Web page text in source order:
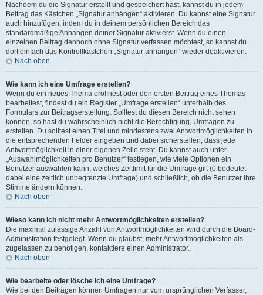
Nachdem du die Signatur erstellt und gespeichert hast, kannst du in jedem
Beitrag das Kästchen „Signatur anhängen“ aktivieren. Du kannst eine Signatur
auch hinzufügen, indem du in deinem persönlichen Bereich das
standardmäßige Anhängen deiner Signatur aktivierst. Wenn du einen
einzelnen Beitrag dennoch ohne Signatur verfassen möchtest, so kannst du
dort einfach das Kontrollkästchen „Signatur anhängen“ wieder deaktivieren.
Nach oben
Wie kann ich eine Umfrage erstellen?
Wenn du ein neues Thema eröffnest oder den ersten Beitrag eines Themas
bearbeitest, findest du ein Register „Umfrage erstellen“ unterhalb des
Formulars zur Beitragserstellung. Solltest du diesen Bereich nicht sehen
können, so hast du wahrscheinlich nicht die Berechtigung, Umfragen zu
erstellen. Du solltest einen Titel und mindestens zwei Antwortmöglichkeiten in
die entsprechenden Felder eingeben und dabei sicherstellen, dass jede
Antwortmöglichkeit in einer eigenen Zeile steht. Du kannst auch unter
„Auswahlmöglichkeiten pro Benutzer“ festlegen, wie viele Optionen ein
Benutzer auswählen kann, welches Zeitlimit für die Umfrage gilt (0 bedeutet
dabei eine zeitlich unbegrenzte Umfrage) und schließlich, ob die Benutzer ihre
Stimme ändern können.
Nach oben
Wieso kann ich nicht mehr Antwortmöglichkeiten erstellen?
Die maximal zulässige Anzahl von Antwortmöglichkeiten wird durch die Board-
Administration festgelegt. Wenn du glaubst, mehr Antwortmöglichkeiten als
zugelassen zu benötigen, kontaktiere einen Administrator.
Nach oben
Wie bearbeite oder lösche ich eine Umfrage?
Wie bei den Beiträgen können Umfragen nur vom ursprünglichen Verfasser,